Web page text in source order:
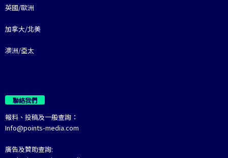
英國/歐洲
加拿大/北美
澳洲/亞太
聯絡我們
報料、投稿及一般查詢：
Info@points-media.com
廣告及贊助查詢: